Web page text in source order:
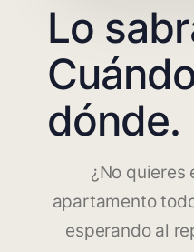
Lo
dónde.
¿No quieres
apartamento
esperando al